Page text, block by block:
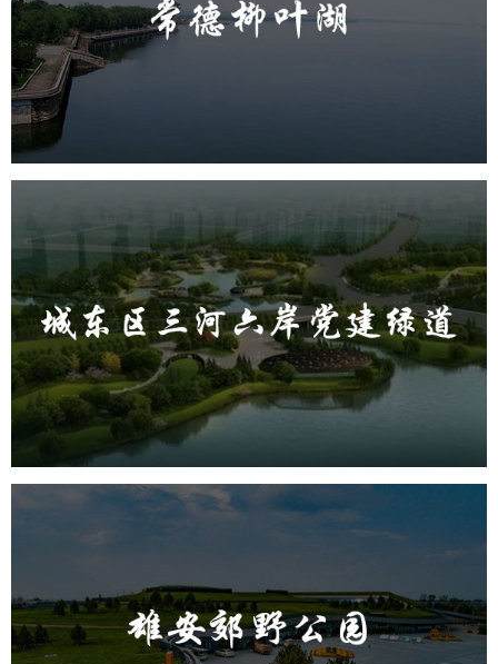
旅游休闲
城东区三河六岸党建绿道
旅游休闲 公园 AI人工智能 智慧公园
智能步道
AR太极
智能大数据平台